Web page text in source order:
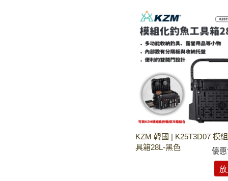
KZM 韓國 | K25T3D07 模
具箱28L-黑色
優